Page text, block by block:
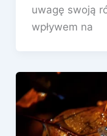
uwagę swoją
wpływem na